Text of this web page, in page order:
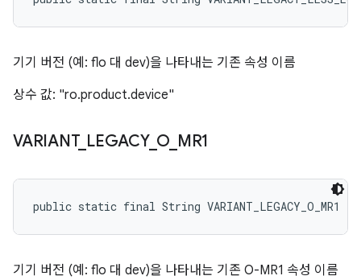
기기 버전 (예: flo 대 dev)을 나타내는 기존 속성 이름
상수 값: "ro.product.device"
VARIANT_ LEGACY_ O MR1
public static final String VARIANT_LEGACY_O_MR1
기기 버전 (예: flo 대 dev)을 나타내는 기존 O-MR1 속성 이름